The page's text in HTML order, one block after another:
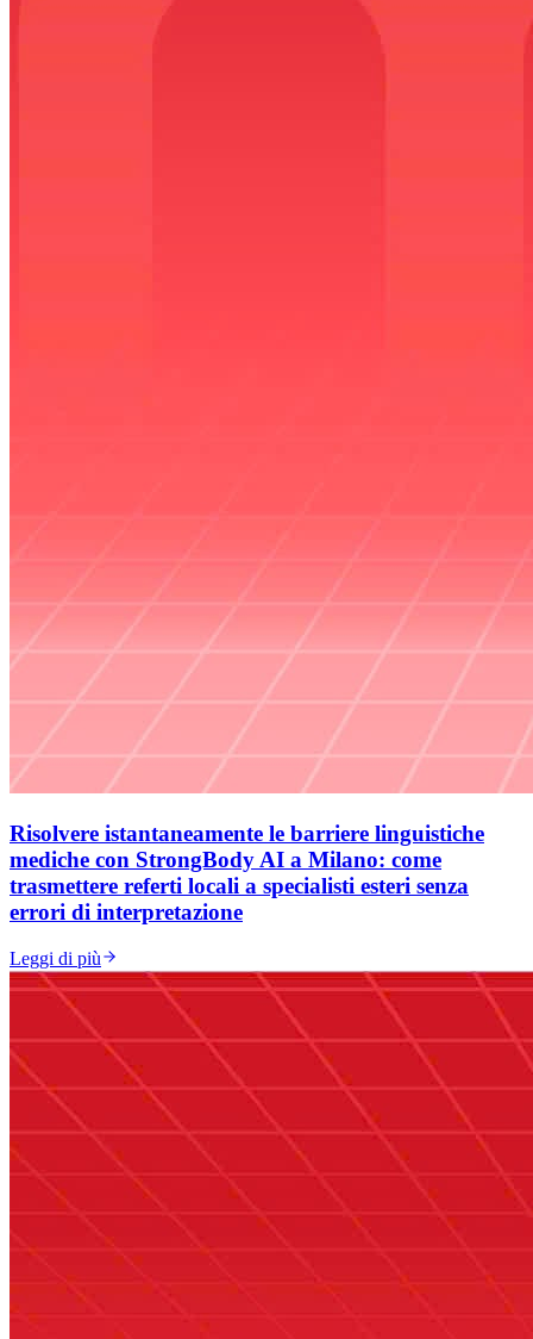
Risolvere istantaneamente le barriere linguistiche
mediche con StrongBody AI a Milano: come
trasmettere referti locali a specialisti esteri senza
errori di interpretazione
Leggi di più